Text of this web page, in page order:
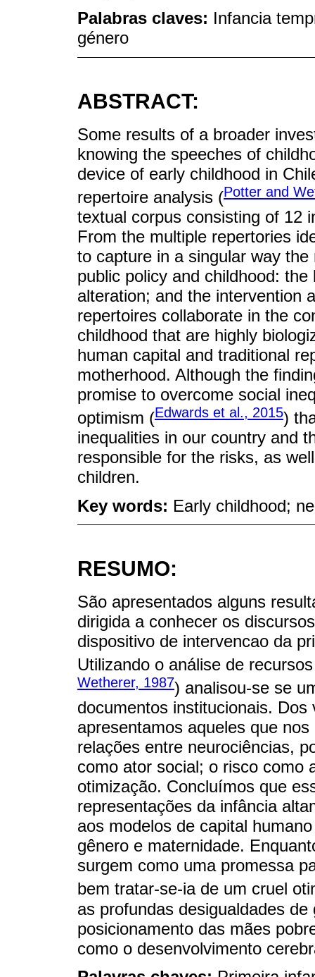
Palabras claves: Infancia
género
ABSTRACT:
Some results of a broader
knowing the speeches of
device of early childhood in
repertoire analysis (Potter and
textual corpus consisting of 12
From the multiple repertories
to capture in a singular way
public policy and childhood:
alteration; and the intervention
repertoires collaborate in the
childhood that are highly
human capital and traditional
motherhood. Although the
promise to overcome social
optimism (Edwards et al., 2015)
inequalities in our country and
responsible for the risks, as
children.
Key words: Early childhood;
RESUMO:
São apresentados alguns
dirigida a conhecer os
dispositivo de intervencao da
Utilizando o análise de
Wetherer, 1987) analisou-se se
documentos institucionais.
apresentamos aqueles que
relações entre neurociências,
como ator social; o risco como
otimização. Concluímos que
representações da infância
aos modelos de capital
gênero e maternidade.
surgem como uma promessa
bem tratar-se-ia de um cruel
as profundas desigualdades
posicionamento das mães
como o desenvolvimento